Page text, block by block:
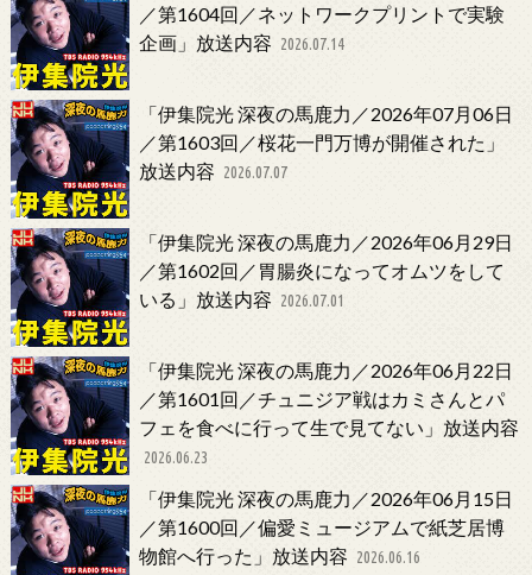
／第1604回／ネットワークプリントで実験
企画」放送内容 2026.07.14
「伊集院光 深夜の馬鹿力／2026年07月06日
／第1603回／桜花一門万博が開催された」
放送内容 2026.07.07
「伊集院光 深夜の馬鹿力／2026年06月29日
／第1602回／胃腸炎になってオムツをして
いる」放送内容 2026.07.01
「伊集院光 深夜の馬鹿力／2026年06月22日
／第1601回／チュニジア戦はカミさんとパ
フェを食べに行って生で見てない」放送内容
2026.06.23
「伊集院光 深夜の馬鹿力／2026年06月15日
／第1600回／偏愛ミュージアムで紙芝居博
物館へ行った」放送内容 2026.06.16